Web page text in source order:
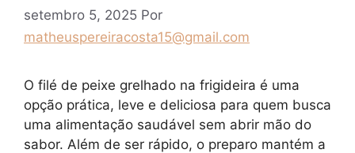
setembro 5, 2025 Por
matheuspereiracosta15@gmail.com
O filé de peixe grelhado na frigideira é uma
opção prática, leve e deliciosa para quem busca
uma alimentação saudável sem abrir mão do
sabor. Além de ser rápido, o preparo mantém a